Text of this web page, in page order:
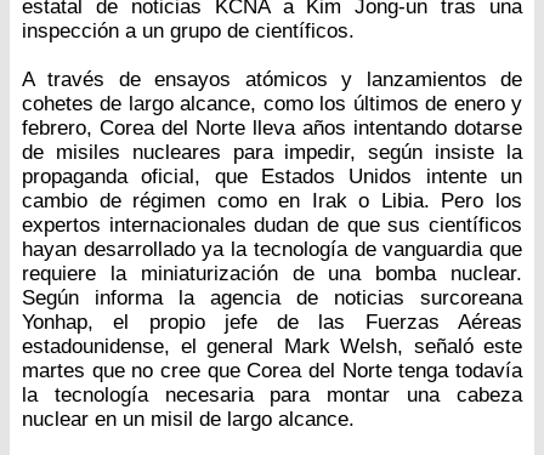
estatal de noticias KCNA a Kim Jong-un tras una
inspección a un grupo de científicos.
A través de ensayos atómicos y lanzamientos de
cohetes de largo alcance, como los últimos de enero y
febrero, Corea del Norte lleva años intentando dotarse
de misiles nucleares para impedir, según insiste la
propaganda oficial, que Estados Unidos intente un
cambio de régimen como en Irak o Libia. Pero los
expertos internacionales dudan de que sus científicos
hayan desarrollado ya la tecnología de vanguardia que
requiere la miniaturización de una bomba nuclear.
Según informa la agencia de noticias surcoreana
Yonhap, el propio jefe de las Fuerzas Aéreas
estadounidense, el general Mark Welsh, señaló este
martes que no cree que Corea del Norte tenga todavía
la tecnología necesaria para montar una cabeza
nuclear en un misil de largo alcance.